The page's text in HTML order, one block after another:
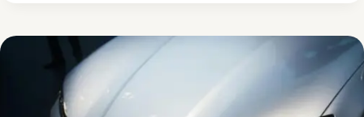
CON
MÁS
DE
100.000
COCHES